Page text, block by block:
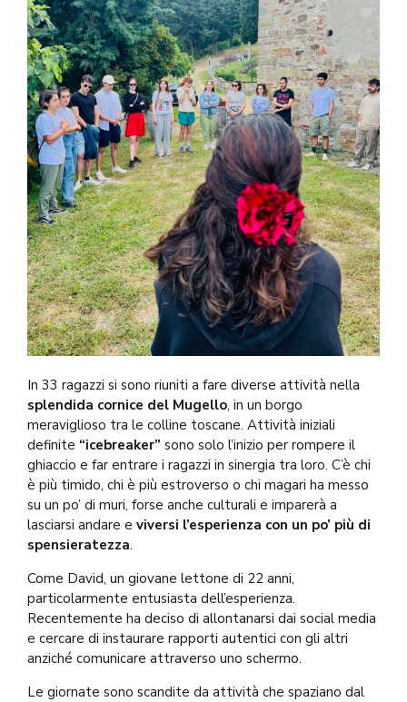
In 33 ragazzi si sono riuniti a fare diverse attività nella
splendida cornice del Mugello, in un borgo
meraviglioso tra le colline toscane. Attività iniziali
definite “icebreaker” sono solo l’inizio per rompere il
ghiaccio e far entrare i ragazzi in sinergia tra loro. C’è chi
è più timido, chi è più estroverso o chi magari ha messo
su un po’ di muri, forse anche culturali e imparerà a
lasciarsi andare e viversi l’esperienza con un po’ più di
spensieratezza.
Come David, un giovane lettone di 22 anni,
particolarmente entusiasta dell’esperienza.
Recentemente ha deciso di allontanarsi dai social media
e cercare di instaurare rapporti autentici con gli altri
anziché comunicare attraverso uno schermo.
Le giornate sono scandite da attività che spaziano dal